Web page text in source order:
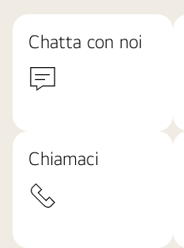
Chatta con noi
Chiamaci